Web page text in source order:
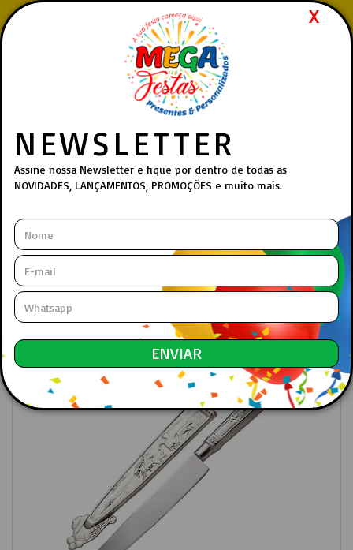
WhatsApp
| Atendimento rápido,
humano e 100% online.
Whatsapp:(27) 99839-4412
DEPARTAMENTOS INFORMAÇÕES
Facas Especiais
X
NEWSLETTER
Assine nossa Newsletter e fique por dentro de todas as
NOVIDADES, LANÇAMENTOS, PROMOÇÕES e muito mais.